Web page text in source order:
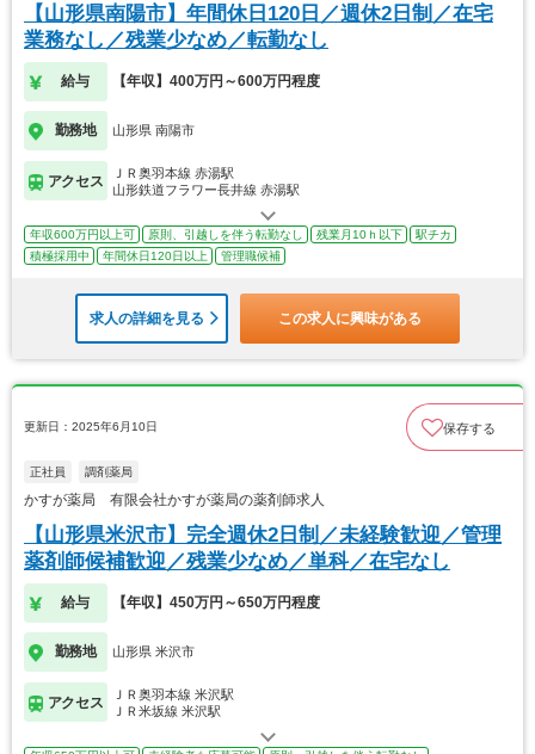
【山形県南陽市】年間休日120日／週休2日制／在宅
業務なし／残業少なめ／転勤なし
給与 【年収】400万円～600万円程度
勤務地 山形県 南陽市
アクセス
ＪＲ奥羽本線 赤湯駅
山形鉄道フラワー長井線 赤湯駅
年収600万円以上可 原則、引越しを伴う転勤なし 残業月10ｈ以下
駅チカ
積極採用中
年間休日120日以上 管理職候補
求人の詳細を見る この求人に興味がある
更新日：2025年6月10日 保存する
正社員 調剤薬局
かすが薬局 有限会社かすが薬局の薬剤師求人
【山形県米沢市】完全週休2日制／未経験歓迎／管理
薬剤師候補歓迎／残業少なめ／単科／在宅なし
給与 【年収】450万円～650万円程度
勤務地 山形県 米沢市
アクセス
ＪＲ奥羽本線 米沢駅
ＪＲ米坂線 米沢駅